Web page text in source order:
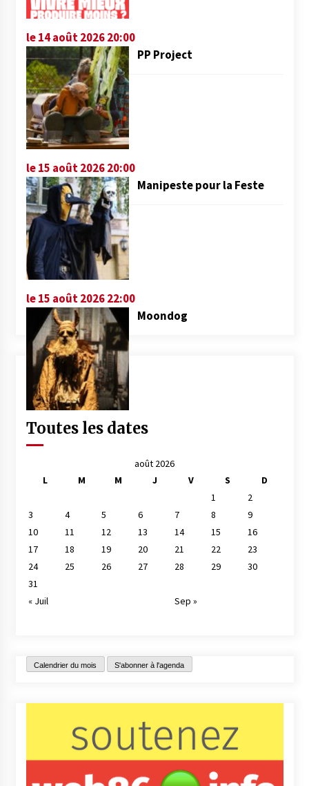
le 14 août 2026 20:00
PP Project
le 15 août 2026 20:00
Manipeste pour la Feste
le 15 août 2026 22:00
Moondog
Toutes les dates
août 2026
L
M M J V S
D
1
2
3
4 5 6 7 8
9
10
11 12 13 14 15
16
17
18 19 20 21 22
23
24
25 26 27 28 29
30
31
« Juil
Sep »
Calendrier du mois S'abonner à l'agenda